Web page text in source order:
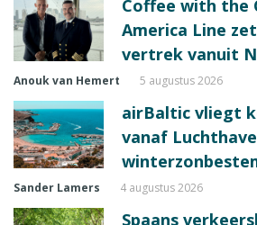
Coffee with the
America Line
vertrek vanuit
Anouk van Hemert 5 augustus 2026
airBaltic vliegt
vanaf
Sander Lamers 4 augustus 2026
Spaans